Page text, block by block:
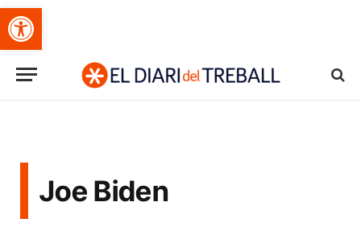
Obre la barra d'eines
Joe Biden